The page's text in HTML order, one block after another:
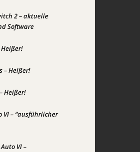
2 – aktuelle
Software
Heißer!
– Heißer!
Heißer!
VI – “ausführlicher
VI –